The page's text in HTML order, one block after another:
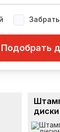
Подобрать
диски